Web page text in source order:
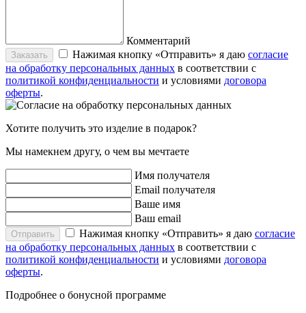
Комментарий
Заказать Нажимая кнопку «Отправить» я даю согласие
на обработку персональных данных в соответствии с
политикой конфиденциальности и условиями договора
оферты.
Хотите получить это изделие в подарок?
Мы намекнем другу, о чем вы мечтаете
Имя получателя
Email получателя
Ваше имя
Ваш email
Отправить Нажимая кнопку «Отправить» я даю согласие
на обработку персональных данных в соответствии с
политикой конфиденциальности и условиями договора
оферты.
Подробнее о бонусной программе